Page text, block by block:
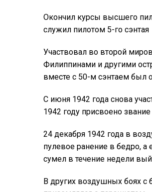
Окончил курсы высшего
служил пилотом 5-го
Участвовал во второй
Филиппинами и другими
вместе с 50-м сэнтаем был
С июня 1942 года снова
1942 году присвоено
24 декабря 1942 года в
пулевое ранение в бедро, а
сумел в течение недели
В других воздушных боях